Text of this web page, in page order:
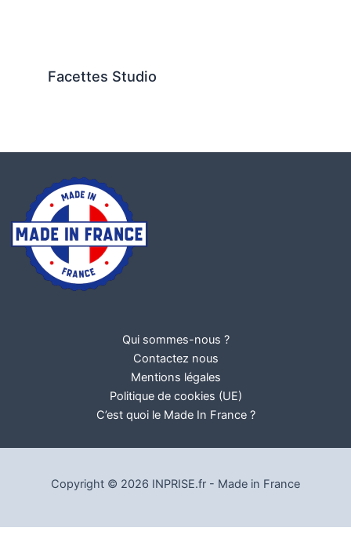
Facettes Studio
Qui sommes-nous ?
Contactez nous
Mentions légales
Politique de cookies (UE)
C’est quoi le Made In France ?
Copyright © 2026 INPRISE.fr - Made in France